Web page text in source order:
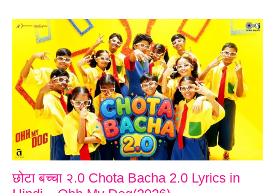
छोटा बच्चा २.0 Chota Bacha 2.0 Lyrics in